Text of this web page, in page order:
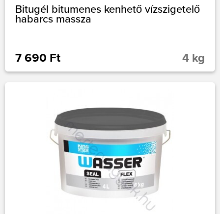
Bitugél bitumenes kenhető vízszigetelő
habarcs massza
7 690 Ft 4 kg